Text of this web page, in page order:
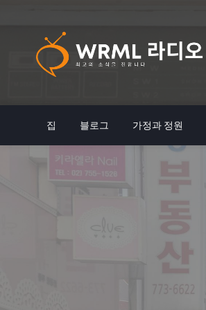
최고의 소식을 전합니다
집 블로그 가정과 정원